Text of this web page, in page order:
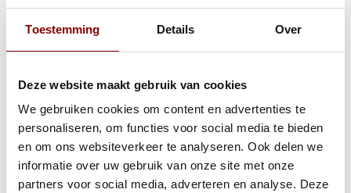
Toestemming Details Over
Deze website maakt gebruik van cookies
We gebruiken cookies om content en advertenties te
personaliseren, om functies voor social media te bieden
en om ons websiteverkeer te analyseren. Ook delen we
informatie over uw gebruik van onze site met onze
partners voor social media, adverteren en analyse. Deze
Polyether Schuimmatras 14 of 17 cm - SG3...
Ca. 1 tot 2 werkdagen
189,- 129,-